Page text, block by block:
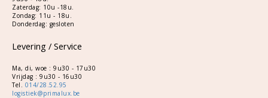
Zaterdag: 10u -18u.
Zondag: 11u - 18u.
Donderdag: gesloten
Levering / Service
Ma, di, woe : 9u30 - 17u30
Vrijdag : 9u30 - 16u30
Tel. 014/28.52.95
logistiek@primalux.be